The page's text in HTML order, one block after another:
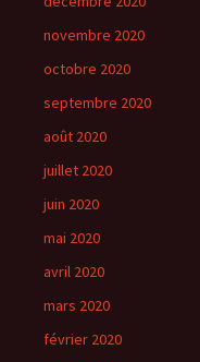
novembre 2020
octobre 2020
septembre 2020
août 2020
juillet 2020
juin 2020
mai 2020
avril 2020
mars 2020
février 2020